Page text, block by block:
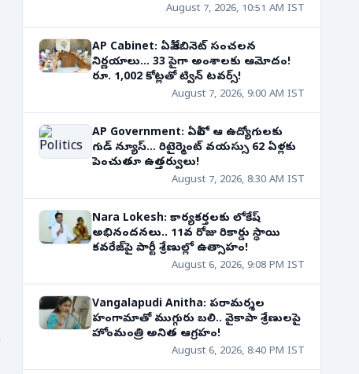
August 7, 2026, 10:51 AM IST
AP Cabinet: ఏపీ కేబినెట్ సంచలన
నిర్ణయాలు... 33 పైగా అంశాలకు ఆమోదం!
రూ. 1,002 కోట్లతో ట్విన్ టవర్స్!
August 7, 2026, 9:00 AM IST
AP Government: ఏపీలో ఆ ఉద్యోగులకు
గుడ్ న్యూస్... రిటైర్మెంట్ వయస్సు 62 ఏళ్లకు
పెంచుతూ ఉత్తర్వులు!
August 7, 2026, 8:30 AM IST
Nara Lokesh: కార్యకర్తలకు లోకేష్
అభినందనలు.. 11వ రోజు రికార్డు స్థాయి
కవరేజ్‌పై పార్టీ శ్రేణుల్లో ఉత్సాహం!
August 6, 2026, 9:08 PM IST
Vangalapudi Anitha: పరామర్శల
హంగామాతో ముగ్గురు బలి.. వైకాపా శ్రేణులపై
హోంమంత్రి అనిత ఆగ్రహం!
August 6, 2026, 8:40 PM IST